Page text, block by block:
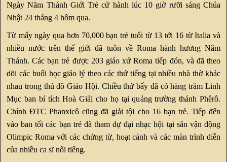
Ngày Năm Thánh Giới Trẻ cử hành lúc 10 giờ rưỡi sáng Chúa
Nhật 24 tháng 4 hôm qua.
Từ mấy ngày qua hơn 70,000 bạn trẻ tuổi từ 13 tới 16 từ Italia và
nhiều nước trên thế giới đã tuôn về Roma hành hương Năm
Thánh. Các bạn trẻ được 203 giáo xứ Roma tiếp đón, và đã theo
dõi các buổi học giáo lý theo các thứ tiếng tại nhiều nhà thờ khác
nhau trong thủ đô Giáo Hội. Chiều thứ bẩy đã có hàng trăm Linh
Mục ban bí tích Hoà Giải cho họ tại quảng trường thánh Phêrô.
Chính ĐTC Phanxicô cũng đã giải tội cho 16 bạn trẻ. Tiếp đến
vào ban tối các bạn trẻ đã tham dự đại nhạc hội tại sân vận động
Olimpic Roma với các chứng từ, hoạt cảnh và các màn trình diễn
của nhiều ca sĩ nổi tiếng.